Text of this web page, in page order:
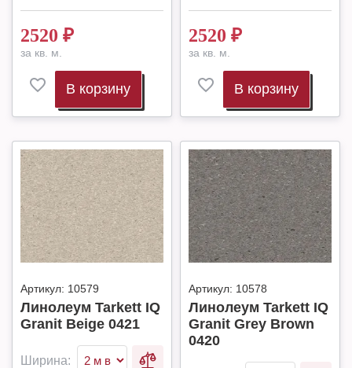
2520 ₽
за кв. м.
В корзину
2520 ₽
за кв. м.
В корзину
Артикул: 10579
Линолеум Tarkett IQ
Granit Beige 0421
Ширина:
Артикул: 10578
Линолеум Tarkett IQ
Granit Grey Brown
0420